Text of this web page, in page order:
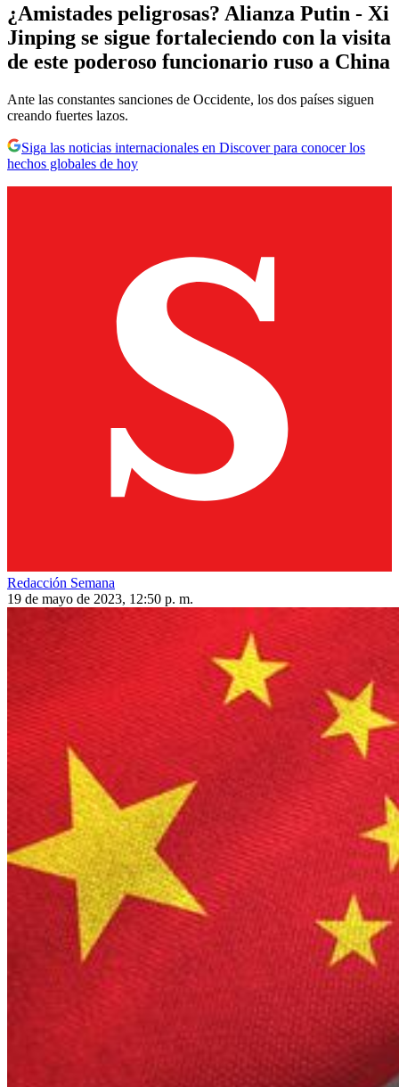
¿Amistades peligrosas? Alianza Putin - Xi
Jinping se sigue fortaleciendo con la visita
de este poderoso funcionario ruso a China
Ante las constantes sanciones de Occidente, los dos países siguen
creando fuertes lazos.
Siga las noticias internacionales en Discover para conocer los
hechos globales de hoy
Redacción Semana
19 de mayo de 2023, 12:50 p. m.